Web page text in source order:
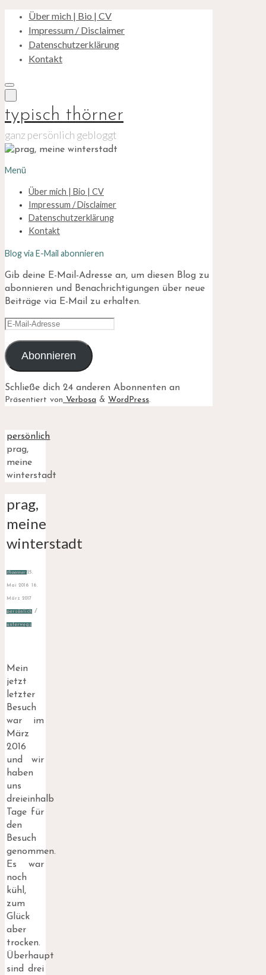
Zum
Inhalt
springen
Über mich | Bio | CV
Impressum / Disclaimer
Datenschutzerklärung
Kontakt
typisch thörner
ganz persönlich gebloggt
Menü
Über mich | Bio | CV
Impressum / Disclaimer
Datenschutzerklärung
Kontakt
Blog via E-Mail abonnieren
Gib deine E-Mail-Adresse an, um diesen Blog zu
abonnieren und Benachrichtigungen über neue
Beiträge via E-Mail zu erhalten.
E-
AdresseAbonnieren
Schließe dich 24 anderen Abonnenten an
Präsentiert von Verbosa & WordPress.
Start
persönlich
prag,
meine
winterstadt
prag,
meine
winterstadt
thoerner 25.
Mai 2016 16.
März 2017
persönlich /
unterwegs
Mein
jetzt
letzter
Besuch
war im
März
2016
und wir
haben
uns
dreieinhalb
Tage für
den
Besuch
genommen.
Es war
noch
kühl,
zum
Glück
aber
trocken.
Überhaupt
sind drei